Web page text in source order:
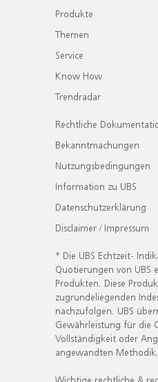
Produkte
Themen
Service
Know How
Trendradar
Rechtliche
Bekanntmachungen
Nutzungsbedingungen
Information zu UBS
Datenschutzerklärung
Disclaimer / Impressum
* Die UBS Echtzeit-
Quotierungen von UBS
Produkten. Diese
zugrundeliegenden
nachzufolgen. UBS
Gewährleistung für die
Vollständigkeit oder
angewandten Methodik.